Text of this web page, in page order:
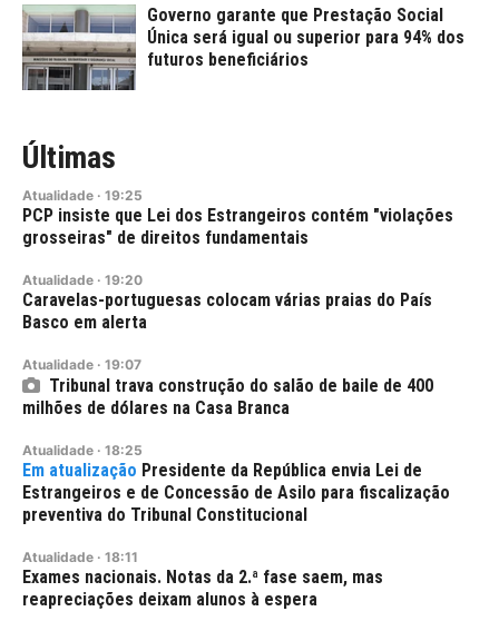
Governo garante que Prestação Social
Única será igual ou superior para 94% dos
futuros beneficiários
Últimas
Atualidade · 19:25
PCP insiste que Lei dos Estrangeiros contém "violações
grosseiras" de direitos fundamentais
Atualidade · 19:20
Caravelas-portuguesas colocam várias praias do País
Basco em alerta
Atualidade · 19:07
Tribunal trava construção do salão de baile de 400
milhões de dólares na Casa Branca
Atualidade · 18:25
Presidente da República envia Lei de
Estrangeiros e de Concessão de Asilo para fiscalização
preventiva do Tribunal Constitucional
Atualidade · 18:11
Exames nacionais. Notas da 2.ª fase saem, mas
reapreciações deixam alunos à espera